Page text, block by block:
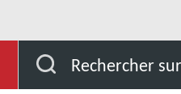
Rechercher